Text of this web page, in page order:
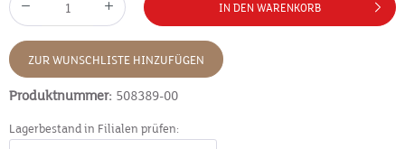
IN DEN WARENKORB
ZUR WUNSCHLISTE HINZUFÜGEN
Produktnummer: 508389-00
Lagerbestand in Filialen prüfen: